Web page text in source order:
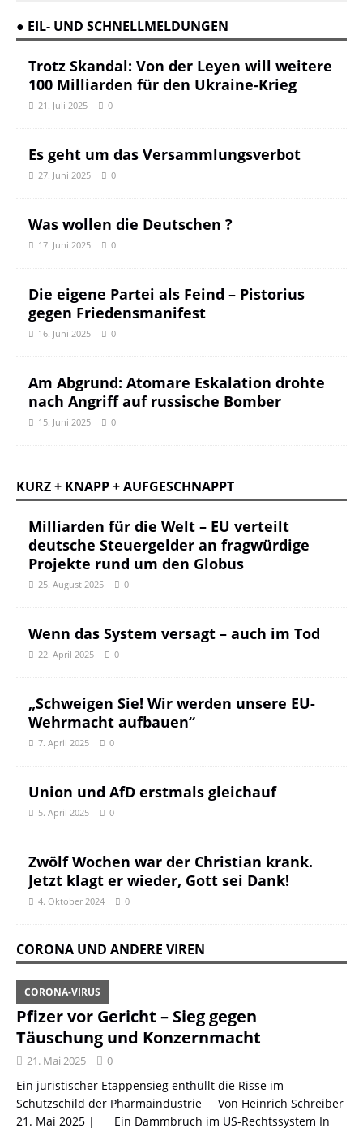
● EIL- UND SCHNELLMELDUNGEN
Trotz Skandal: Von der Leyen will weitere
100 Milliarden für den Ukraine-Krieg
21. Juli 2025 0
Es geht um das Versammlungsverbot
27. Juni 2025 0
Was wollen die Deutschen ?
17. Juni 2025 0
Die eigene Partei als Feind – Pistorius
gegen Friedensmanifest
16. Juni 2025 0
Am Abgrund: Atomare Eskalation drohte
nach Angriff auf russische Bomber
15. Juni 2025 0
KURZ + KNAPP + AUFGESCHNAPPT
Milliarden für die Welt – EU verteilt
deutsche Steuergelder an fragwürdige
Projekte rund um den Globus
25. August 2025 0
Wenn das System versagt – auch im Tod
22. April 2025 0
„Schweigen Sie! Wir werden unsere EU-
Wehrmacht aufbauen“
7. April 2025 0
Union und AfD erstmals gleichauf
5. April 2025 0
Zwölf Wochen war der Christian krank.
Jetzt klagt er wieder, Gott sei Dank!
4. Oktober 2024 0
CORONA UND ANDERE VIREN
Pfizer vor Gericht – Sieg gegen
Täuschung und Konzernmacht
CORONA-VIRUS
21. Mai 2025 0
Ein juristischer Etappensieg enthüllt die Risse im
Schutzschild der Pharmaindustrie Von Heinrich Schreiber
21. Mai 2025 | Ein Dammbruch im US-Rechtssystem In